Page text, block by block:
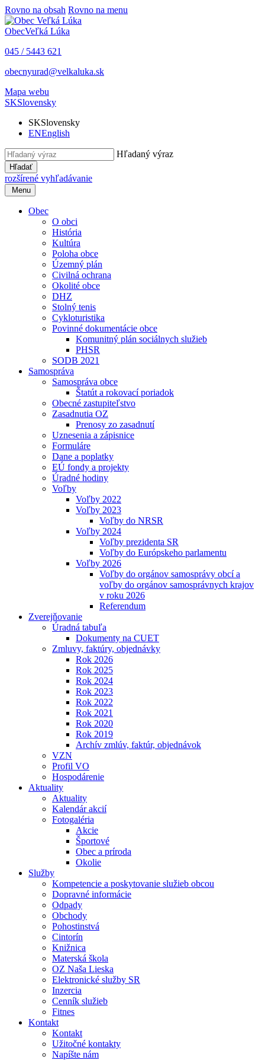
Rovno na obsah Rovno na menu
ObecVeľká Lúka
045 / 5443 621
obecnyurad@velkaluka.sk
Mapa webu
SKSlovensky
SKSlovensky
ENEnglish
Hľadaný výraz
Hľadať
rozšírené vyhľadávanie
Menu
Obec
O obci
História
Kultúra
Poloha obce
Územný plán
Civilná ochrana
Okolité obce
DHZ
Stolný tenis
Cykloturistika
Povinné dokumentácie obce
Komunitný plán sociálnych služieb
PHSR
SODB 2021
Samospráva
Samospráva obce
Štatút a rokovací poriadok
Obecné zastupiteľstvo
Zasadnutia OZ
Prenosy zo zasadnutí
Uznesenia a zápisnice
Formuláre
Dane a poplatky
EÚ fondy a projekty
Úradné hodiny
Voľby
Voľby 2022
Voľby 2023
Voľby do NRSR
Voľby 2024
Voľby prezidenta SR
Voľby do Európskeho parlamentu
Voľby 2026
Voľby do orgánov samosprávy obcí a
voľby do orgánov samosprávnych krajov
v roku 2026
Referendum
Zverejňovanie
Úradná tabuľa
Dokumenty na CUET
Zmluvy, faktúry, objednávky
Rok 2026
Rok 2025
Rok 2024
Rok 2023
Rok 2022
Rok 2021
Rok 2020
Rok 2019
Archív zmlúv, faktúr, objednávok
VZN
Profil VO
Hospodárenie
Aktuality
Aktuality
Kalendár akcií
Fotogaléria
Akcie
Športové
Obec a príroda
Okolie
Služby
Kompetencie a poskytovanie služieb obcou
Dopravné informácie
Odpady
Obchody
Pohostinstvá
Cintorín
Knižnica
Materská škola
OZ Naša Lieska
Elektronické služby SR
Inzercia
Cenník služieb
Fitnes
Kontakt
Kontakt
Užitočné kontakty
Napíšte nám